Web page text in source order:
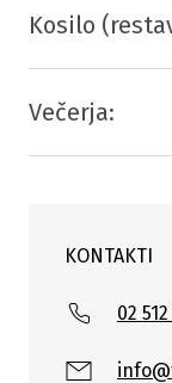
Kosilo
Večerja:
KONTAKTI
02